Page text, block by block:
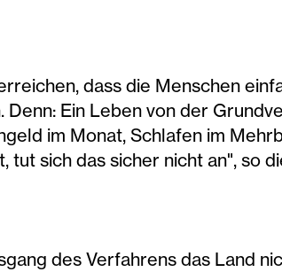
dass die Menschen
Ein Leben von der
im Monat, Schlafen im
tut sich das sicher nicht an", so
des Verfahrens das Land